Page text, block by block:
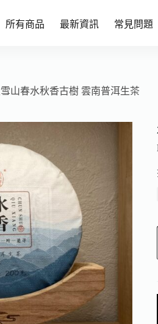
所有商品 最新資訊 常見問題
山春水秋香古樹 雲南普洱生茶